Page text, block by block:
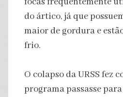
do ártico, já que
maior de gordura e
frio.
O colapso da URSS fez
programa passasse